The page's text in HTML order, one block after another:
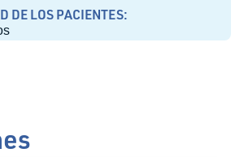
DE LOS PACIENTES: